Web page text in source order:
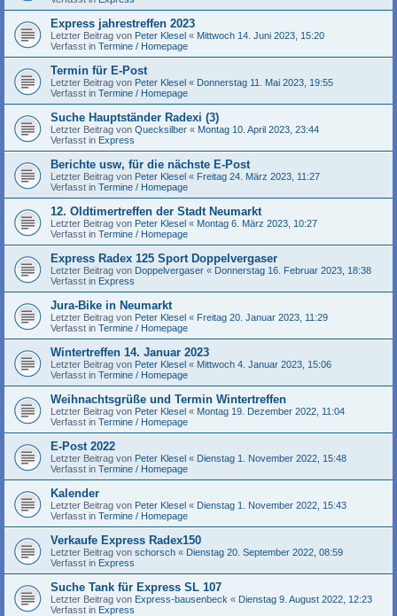
Express jahrestreffen 2023
Letzter Beitrag von Peter Klesel « Mittwoch 14. Juni 2023, 15:20
Verfasst in Termine / Homepage
Termin für E-Post
Letzter Beitrag von Peter Klesel « Donnerstag 11. Mai 2023, 19:55
Verfasst in Termine / Homepage
Suche Hauptständer Radexi (3)
Letzter Beitrag von Quecksilber « Montag 10. April 2023, 23:44
Verfasst in Express
Berichte usw, für die nächste E-Post
Letzter Beitrag von Peter Klesel « Freitag 24. März 2023, 11:27
Verfasst in Termine / Homepage
12. Oldtimertreffen der Stadt Neumarkt
Letzter Beitrag von Peter Klesel « Montag 6. März 2023, 10:27
Verfasst in Termine / Homepage
Express Radex 125 Sport Doppelvergaser
Letzter Beitrag von Doppelvergaser « Donnerstag 16. Februar 2023, 18:38
Verfasst in Express
Jura-Bike in Neumarkt
Letzter Beitrag von Peter Klesel « Freitag 20. Januar 2023, 11:29
Verfasst in Termine / Homepage
Wintertreffen 14. Januar 2023
Letzter Beitrag von Peter Klesel « Mittwoch 4. Januar 2023, 15:06
Verfasst in Termine / Homepage
Weihnachtsgrüße und Termin Wintertreffen
Letzter Beitrag von Peter Klesel « Montag 19. Dezember 2022, 11:04
Verfasst in Termine / Homepage
E-Post 2022
Letzter Beitrag von Peter Klesel « Dienstag 1. November 2022, 15:48
Verfasst in Termine / Homepage
Kalender
Letzter Beitrag von Peter Klesel « Dienstag 1. November 2022, 15:43
Verfasst in Termine / Homepage
Verkaufe Express Radex150
Letzter Beitrag von schorsch « Dienstag 20. September 2022, 08:59
Verfasst in Express
Suche Tank für Express SL 107
Letzter Beitrag von Express-bausenbeck « Dienstag 9. August 2022, 12:23
Verfasst in Express